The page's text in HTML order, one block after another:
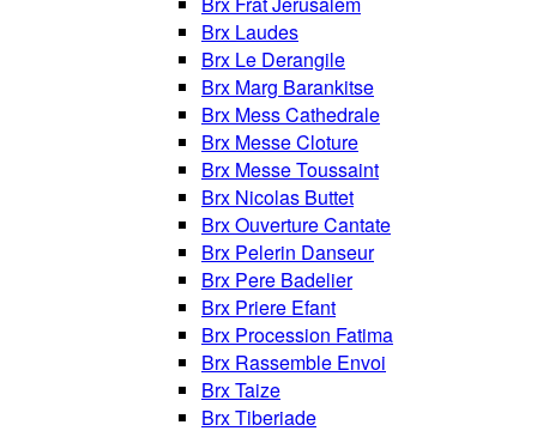
Brx Laudes
Brx Le Derangile
Brx Marg Barankitse
Brx Mess Cathedrale
Brx Messe Cloture
Brx Messe Toussaint
Brx Nicolas Buttet
Brx Ouverture Cantate
Brx Pelerin Danseur
Brx Pere Badelier
Brx Priere Efant
Brx Procession Fatima
Brx Rassemble Envoi
Brx Taize
Brx Tiberiade